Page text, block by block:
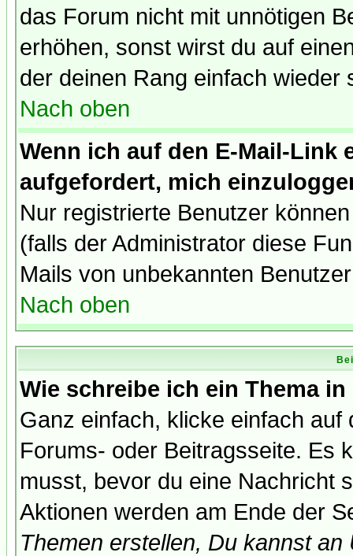
das Forum nicht mit unnötigen
erhöhen, sonst wirst du auf
der deinen Rang einfach wieder
Nach oben
Wenn ich auf den E-Mail-Link
aufgefordert, mich
Nur registrierte Benutzer
(falls der Administrator diese
Mails von unbekannten
Nach oben
Wie schreibe ich ein Thema
Ganz einfach, klicke einfach
Forums- oder Beitragsseite. Es
musst, bevor du eine Nachricht
Aktionen werden am Ende der
Themen erstellen, Du kannst